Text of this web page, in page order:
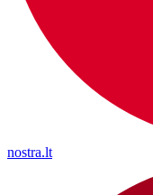
nostra.lt